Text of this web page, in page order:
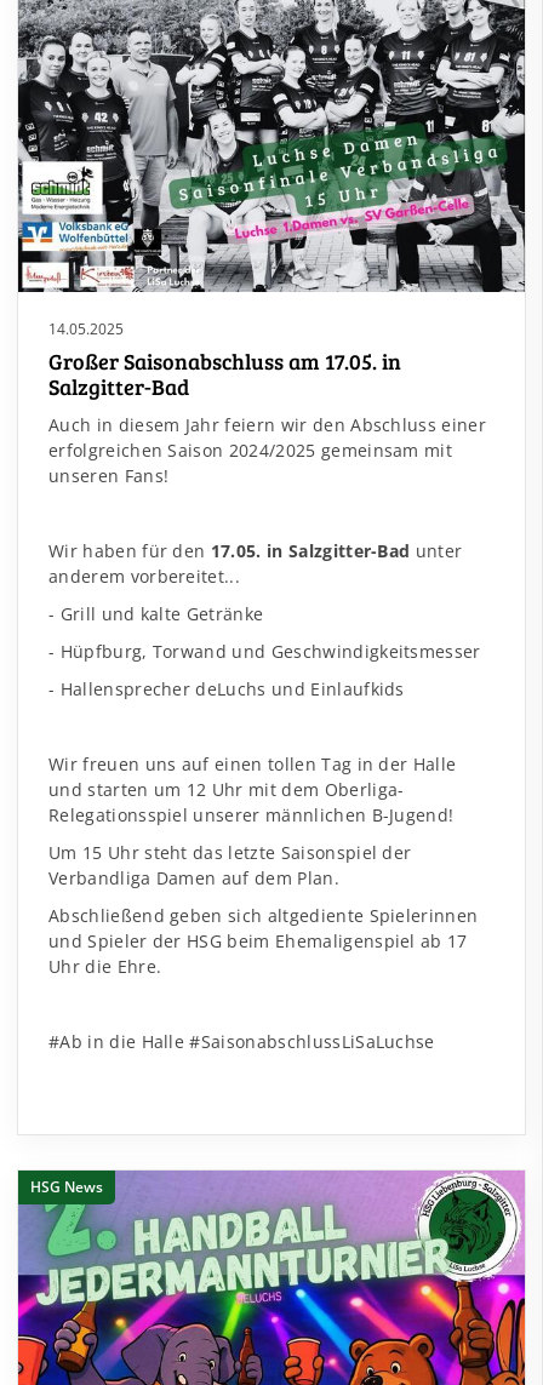
14.05.2025
Großer Saisonabschluss am 17.05. in
Salzgitter-Bad
Auch in diesem Jahr feiern wir den Abschluss einer
erfolgreichen Saison 2024/2025 gemeinsam mit
unseren Fans!
Wir haben für den 17.05. in Salzgitter-Bad unter
anderem vorbereitet...
- Grill und kalte Getränke
- Hüpfburg, Torwand und Geschwindigkeitsmesser
- Hallensprecher deLuchs und Einlaufkids
Wir freuen uns auf einen tollen Tag in der Halle
und starten um 12 Uhr mit dem Oberliga-
Relegationsspiel unserer männlichen B-Jugend!
Um 15 Uhr steht das letzte Saisonspiel der
Verbandliga Damen auf dem Plan.
Abschließend geben sich altgediente Spielerinnen
und Spieler der HSG beim Ehemaligenspiel ab 17
Uhr die Ehre.
#Ab in die Halle #SaisonabschlussLiSaLuchse
HSG News